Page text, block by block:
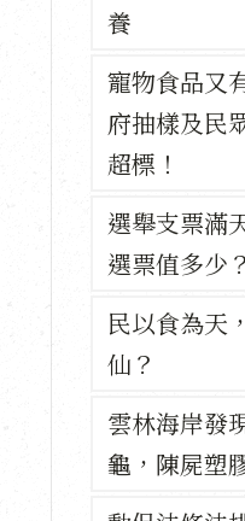
養
寵物食品又
府抽樣及民
超標！
選舉支票滿
選票值多少？
民以食為天
仙？
雲林海岸發
龜，陳屍塑